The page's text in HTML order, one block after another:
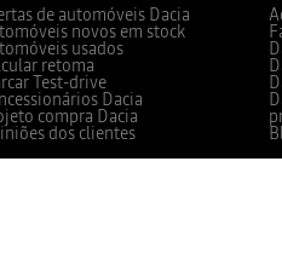
de automóveis Dacia
novos em stock
usados
retoma
Test-drive
Dacia
compra Dacia
dos clientes